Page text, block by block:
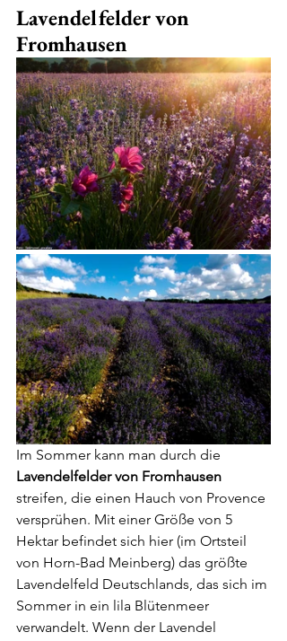
Lavendelfelder von
Fromhausen
Im Sommer kann man durch die
Lavendelfelder von Fromhausen
streifen, die einen Hauch von Provence
versprühen. Mit einer Größe von 5
Hektar befindet sich hier (im Ortsteil
von Horn-Bad Meinberg) das größte
Lavendelfeld Deutschlands, das sich im
Sommer in ein lila Blütenmeer
verwandelt. Wenn der Lavendel